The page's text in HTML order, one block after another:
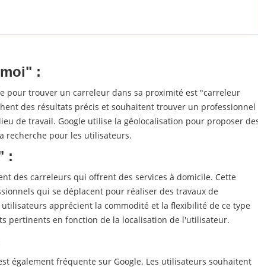
:
pour trouver un carreleur dans sa proximité est "carreleur
des résultats précis et souhaitent trouver un professionnel
de travail. Google utilise la géolocalisation pour proposer
recherche pour les utilisateurs.
:
des carreleurs qui offrent des services à domicile. Cette
qui se déplacent pour réaliser des travaux de
apprécient la commodité et la flexibilité de ce type
pertinents en fonction de la localisation de l'utilisateur.
également fréquente sur Google. Les utilisateurs souhaitent